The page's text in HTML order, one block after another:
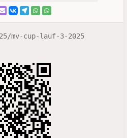
mv-cup-lauf-3-2025